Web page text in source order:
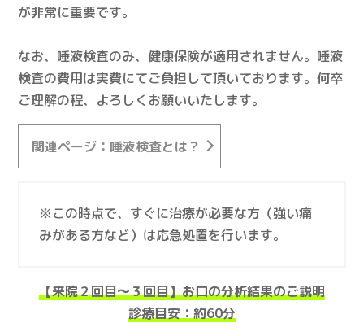
が非常に重要です。
なお、唾液検査のみ、健康保険が適用されません。唾液
検査の費用は実費にてご負担して頂いております。何卒
ご理解の程、よろしくお願いいたします。
関連ページ：唾液検査とは？
※この時点で、すぐに治療が必要な方（強い痛
みがある方など）は応急処置を行います。
【来院２回目～３回目】お口の分析結果のご説明
診療目安：約60分